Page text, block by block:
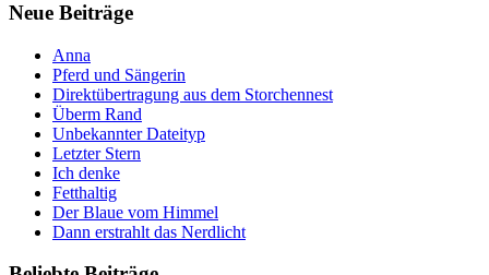
Neue Beiträge
Anna
Pferd und Sängerin
Direktübertragung aus dem Storchennest
Überm Rand
Unbekannter Dateityp
Letzter Stern
Ich denke
Fetthaltig
Der Blaue vom Himmel
Dann erstrahlt das Nerdlicht